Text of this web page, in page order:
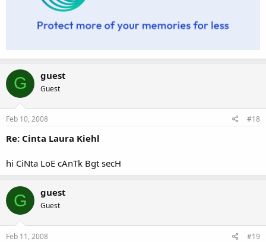
G guest
Guest
Feb 10, 2008 #18
Re: Cinta Laura Kiehl
hi CiNta LoE cAnTk Bgt secH
G guest
Guest
Feb 11, 2008 #19